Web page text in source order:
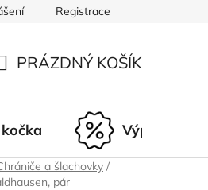
Nepřevzetí zásilky
Registrace
KOŠÍK
PRÁZDNÝ KOŠÍK
Výprodej
a šlachovky /
pár